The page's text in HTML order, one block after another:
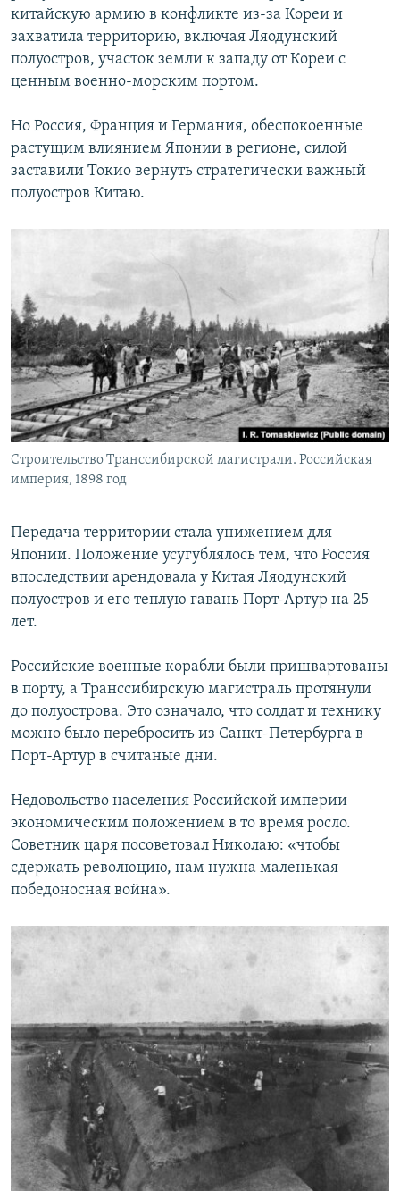
китайскую армию в конфликте из-за Кореи и
захватила территорию, включая Ляодунский
полуостров, участок земли к западу от Кореи с
ценным военно-морским портом.
Но Россия, Франция и Германия, обеспокоенные
растущим влиянием Японии в регионе, силой
заставили Токио вернуть стратегически важный
полуостров Китаю.
Строительство Транссибирской магистрали. Российская
империя, 1898 год
Передача территории стала унижением для
Японии. Положение усугублялось тем, что Россия
впоследствии арендовала у Китая Ляодунский
полуостров и его теплую гавань Порт-Артур на 25
лет.
Российские военные корабли были пришвартованы
в порту, а Транссибирскую магистраль протянули
до полуострова. Это означало, что солдат и технику
можно было перебросить из Санкт-Петербурга в
Порт-Артур в считаные дни.
Недовольство населения Российской империи
экономическим положением в то время росло.
Советник царя посоветовал Николаю: «чтобы
сдержать революцию, нам нужна маленькая
победоносная война».